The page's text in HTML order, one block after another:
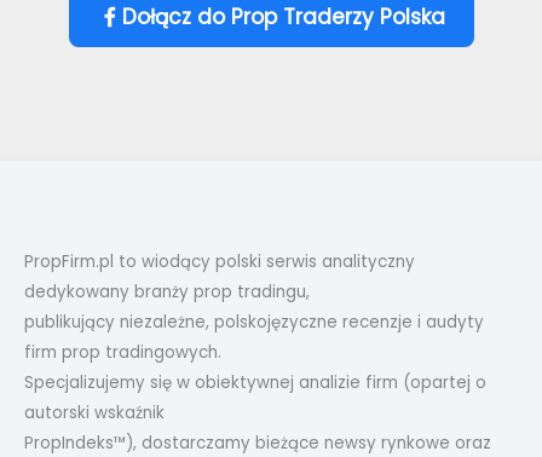
Dołącz do Prop Traderzy Polska
PropFirm.pl to wiodący polski serwis analityczny
dedykowany branży prop tradingu,
publikujący niezależne, polskojęzyczne recenzje i audyty
firm prop tradingowych.
Specjalizujemy się w obiektywnej analizie firm (opartej o
autorski wskaźnik
PropIndeks™), dostarczamy bieżące newsy rynkowe oraz